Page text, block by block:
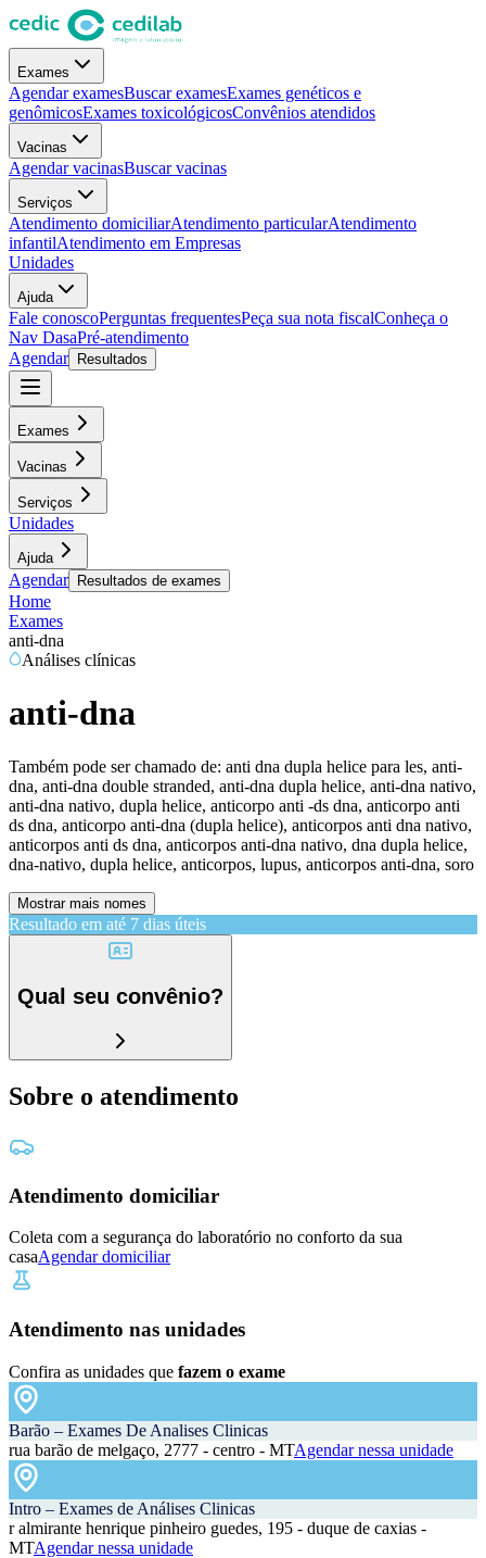
Exames
Agendar examesBuscar examesExames genéticos e
genômicosExames toxicológicosConvênios atendidos
Vacinas
Agendar vacinasBuscar vacinas
Serviços
Atendimento domiciliarAtendimento particularAtendimento
infantilAtendimento em Empresas
Unidades
Ajuda
Fale conoscoPerguntas frequentesPeça sua nota fiscalConheça o
Nav DasaPré-atendimento
Agendar
Resultados
Exames
Vacinas
Serviços
Unidades
Ajuda
Agendar Resultados de exames
Home
Exames
anti-dna
Análises clínicas
anti-dna
Também pode ser chamado de: anti dna dupla helice para les, anti-
dna, anti-dna double stranded, anti-dna dupla helice, anti-dna nativo,
anti-dna nativo, dupla helice, anticorpo anti -ds dna, anticorpo anti
ds dna, anticorpo anti-dna (dupla helice), anticorpos anti dna nativo,
anticorpos anti ds dna, anticorpos anti-dna nativo, dna dupla helice,
dna-nativo, dupla helice, anticorpos, lupus, anticorpos anti-dna, soro
Mostrar mais nomes
Resultado em até 7 dias úteis
Qual seu convênio?
Sobre o atendimento
Atendimento domiciliar
Coleta com a segurança do laboratório no conforto da sua
casaAgendar domiciliar
Atendimento nas unidades
Confira as unidades que fazem o exame
Barão – Exames De Analises Clinicas
rua barão de melgaço, 2777 - centro - MTAgendar nessa unidade
Intro – Exames de Análises Clinicas
r almirante henrique pinheiro guedes, 195 - duque de caxias -
MTAgendar nessa unidade